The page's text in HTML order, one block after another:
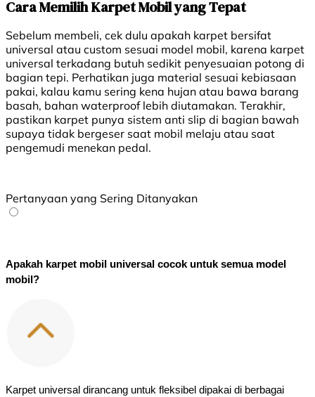
Cara Memilih Karpet Mobil yang Tepat
Sebelum membeli, cek dulu apakah karpet bersifat
universal atau custom sesuai model mobil, karena karpet
universal terkadang butuh sedikit penyesuaian potong di
bagian tepi. Perhatikan juga material sesuai kebiasaan
pakai, kalau kamu sering kena hujan atau bawa barang
basah, bahan waterproof lebih diutamakan. Terakhir,
pastikan karpet punya sistem anti slip di bagian bawah
supaya tidak bergeser saat mobil melaju atau saat
pengemudi menekan pedal.
Pertanyaan yang Sering Ditanyakan
Apakah karpet mobil universal cocok untuk semua model
mobil?
Karpet universal dirancang untuk fleksibel dipakai di berbagai